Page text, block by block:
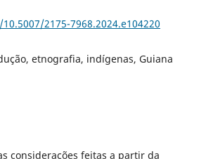
2175-7968.2024.e104220
etnografia, indígenas, Guiana
considerações feitas a partir da